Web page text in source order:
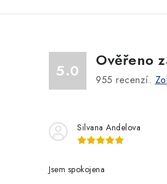
5.0
Ověřeno
955 recenzí.
Silvana Andelova
Jsem spokojena